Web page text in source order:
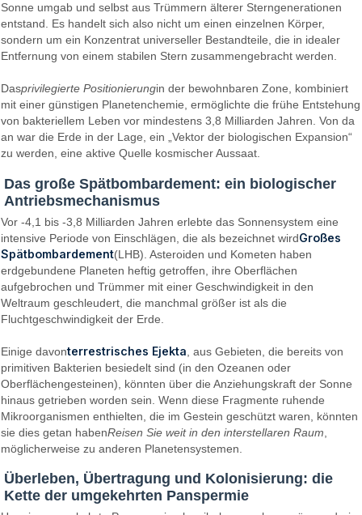
Sonne umgab und selbst aus Trümmern älterer Sterngenerationen
entstand. Es handelt sich also nicht um einen einzelnen Körper,
sondern um ein Konzentrat universeller Bestandteile, die in idealer
Entfernung von einem stabilen Stern zusammengebracht werden.
Dasprivilegierte Positionierungin der bewohnbaren Zone, kombiniert
mit einer günstigen Planetenchemie, ermöglichte die frühe Entstehung
von bakteriellem Leben vor mindestens 3,8 Milliarden Jahren. Von da
an war die Erde in der Lage, ein „Vektor der biologischen Expansion“
zu werden, eine aktive Quelle kosmischer Aussaat.
Das große Spätbombardement: ein biologischer
Antriebsmechanismus
Vor -4,1 bis -3,8 Milliarden Jahren erlebte das Sonnensystem eine
intensive Periode von Einschlägen, die als bezeichnet wirdGroßes
Spätbombardement(LHB). Asteroiden und Kometen haben
erdgebundene Planeten heftig getroffen, ihre Oberflächen
aufgebrochen und Trümmer mit einer Geschwindigkeit in den
Weltraum geschleudert, die manchmal größer ist als die
Fluchtgeschwindigkeit der Erde.
Einige davonterrestrisches Ejekta , aus Gebieten, die bereits von
primitiven Bakterien besiedelt sind (in den Ozeanen oder
Oberflächengesteinen), könnten über die Anziehungskraft der Sonne
hinaus getrieben worden sein. Wenn diese Fragmente ruhende
Mikroorganismen enthielten, die im Gestein geschützt waren, könnten
sie dies getan habenReisen Sie weit in den interstellaren Raum
möglicherweise zu anderen Planetensystemen.
Überleben, Übertragung und Kolonisierung: die
Kette der umgekehrten Panspermie